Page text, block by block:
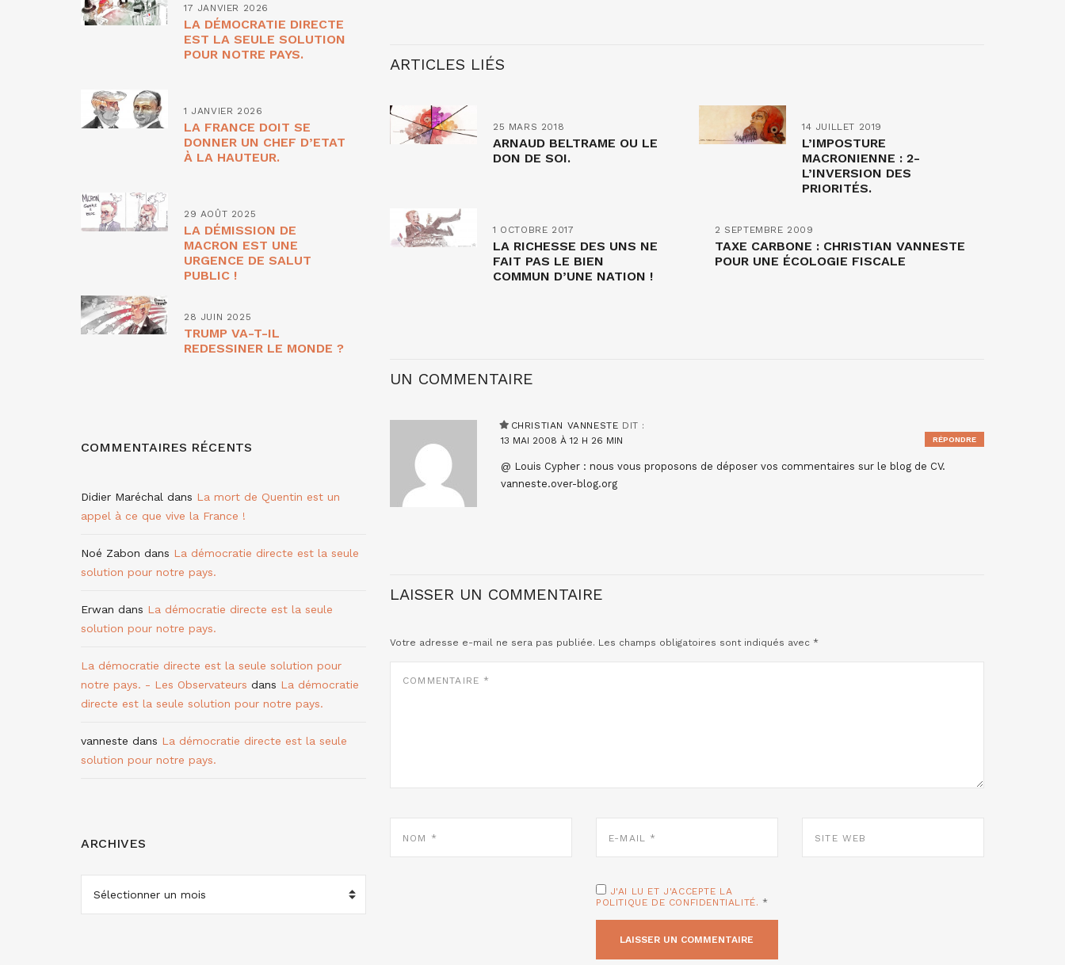
ARTICLES LIÉS
25 MARS 2018
ARNAUD BELTRAME OU LE
DON DE SOI.
14 JUILLET 2019
L’IMPOSTURE
MACRONIENNE : 2-
L’INVERSION DES
PRIORITÉS.
1 OCTOBRE 2017
LA RICHESSE DES UNS NE
FAIT PAS LE BIEN
COMMUN D’UNE NATION !
2 SEPTEMBRE 2009
TAXE CARBONE : CHRISTIAN VANNESTE
POUR UNE ÉCOLOGIE FISCALE
UN COMMENTAIRE
CHRISTIAN VANNESTE DIT :
13 MAI 2008 À 12 H 26 MIN
@ Louis Cypher : nous vous proposons de déposer vos commentaires sur le blog de CV.
vanneste.over-blog.org
RÉPONDRE
LAISSER UN COMMENTAIRE
Votre adresse e-mail ne sera pas publiée. Les champs obligatoires sont indiqués avec *
MAIL
WEB
J'AI LU ET J'ACCEPTE LA
POLITIQUE DE CONFIDENTIALITÉ. *
17 JANVIER 2026
LA DÉMOCRATIE DIRECTE
EST LA SEULE SOLUTION
POUR NOTRE PAYS.
1 JANVIER 2026
LA FRANCE DOIT SE
DONNER UN CHEF D’ETAT
À LA HAUTEUR.
29 AOÛT 2025
LA DÉMISSION DE
MACRON EST UNE
URGENCE DE SALUT
PUBLIC !
28 JUIN 2025
TRUMP VA-T-IL
REDESSINER LE MONDE ?
COMMENTAIRES RÉCENTS
Didier Maréchal dans La mort de Quentin est un
appel à ce que vive la France !
Noé Zabon dans La démocratie directe est la seule
solution pour notre pays.
Erwan dans La démocratie directe est la seule
solution pour notre pays.
La démocratie directe est la seule solution pour
notre pays. - Les Observateurs dans La démocratie
directe est la seule solution pour notre pays.
vanneste dans La démocratie directe est la seule
solution pour notre pays.
ARCHIVES
ARCHIVES